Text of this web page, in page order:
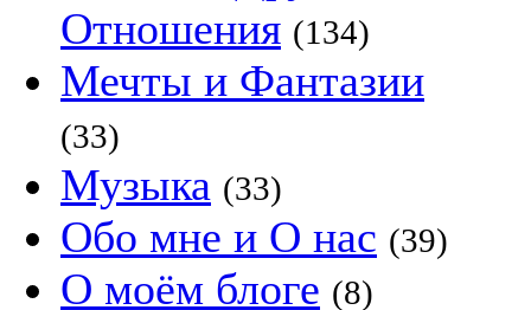
Отношения (134)
Мечты и Фантазии
(33)
Музыка (33)
Обо мне и О нас (39)
О моём блоге (8)